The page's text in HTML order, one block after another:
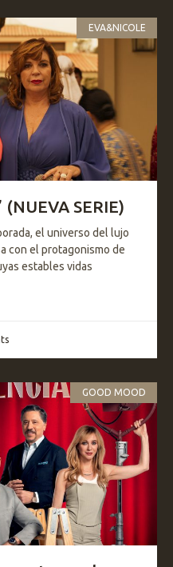
EVA&NICOLE
(NUEVA SERIE)
el universo del lujo
con el protagonismo de
estables vidas
GOOD MOOD